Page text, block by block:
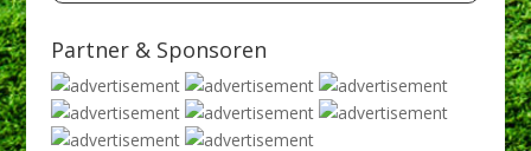
Partner & Sponsoren